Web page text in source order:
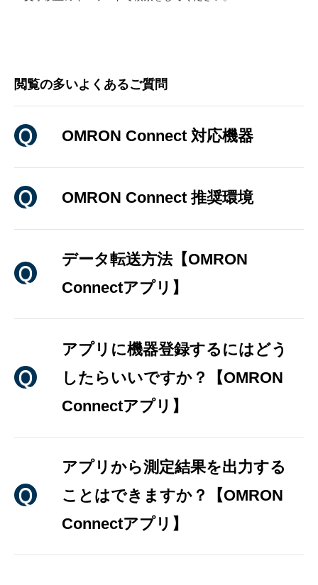
閲覧の多いよくあるご質問
OMRON Connect 対応機器
OMRON Connect 推奨環境
データ転送方法【OMRON
Connectアプリ】
アプリに機器登録するにはどう
したらいいですか？【OMRON
Connectアプリ】
アプリから測定結果を出力する
ことはできますか？【OMRON
Connectアプリ】